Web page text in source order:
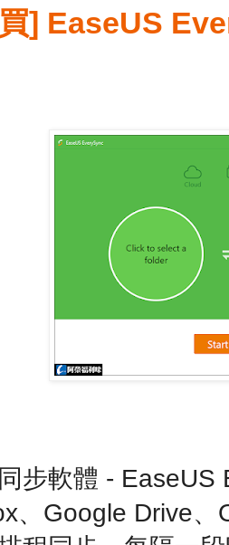
] EaseUS
步軟體 - EaseUS
、Google Drive